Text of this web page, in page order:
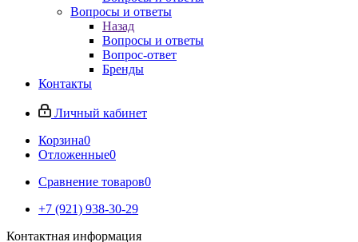
Вопросы и ответы
Назад
Вопросы и ответы
Вопрос-ответ
Бренды
Контакты
Личный кабинет
Корзина0
Отложенные0
Сравнение товаров0
+7 (921) 938-30-29
Контактная информация